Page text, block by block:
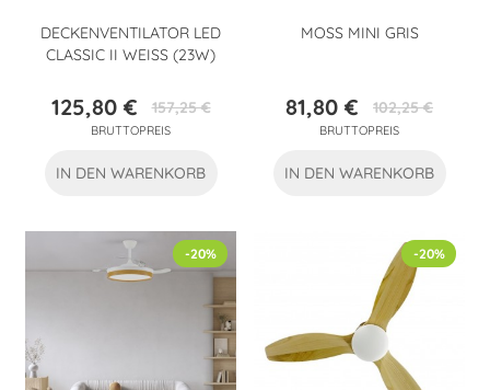
DECKENVENTILATOR LED
CLASSIC II WEISS (23W)
Preis
125,80 €Verkaufspreis
157,25 €
BRUTTOPREIS
IN DEN WARENKORB
MOSS MINI GRIS
Preis
81,80 € Verkaufspreis
102,25 €
BRUTTOPREIS
IN DEN WARENKORB
-20% -20%